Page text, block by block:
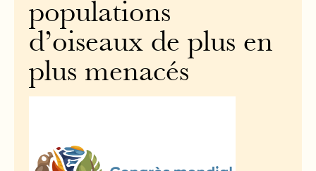
populations
d’oiseaux de plus en
plus menacés